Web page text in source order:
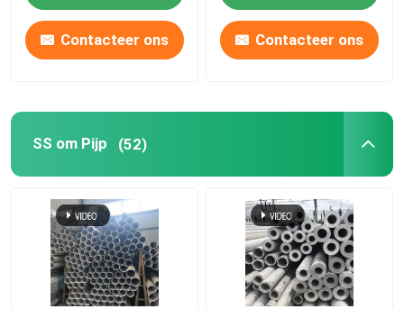
Roestvrij staal Vlakke Bar
met een breedte van niet meer dan 50 mm
Roestvrij staal Geruite Plaat
Roestvrij staal Golfblad
Contacteer ons Contacteer ons
SS om Pijp (52)